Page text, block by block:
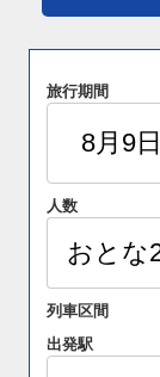
旅行期間
人数
列車区間
出発駅